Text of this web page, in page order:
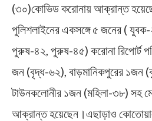
(৩০)কোভিড করোনায় আক্রান্ত
পুলিশলাইনের একসঙ্গে ৫ জনের (
পুরুষ-৪২, পুরুষ-৪৫) করোনা রিপোর্ট
জন (বৃদ্ধ-৬২), বাড়মানিকপুরের ১জন
টাউনকলোনীর ১জন (মহিলা-৩৮) সহ
আক্রান্ত হয়েছেন।এছাড়াও